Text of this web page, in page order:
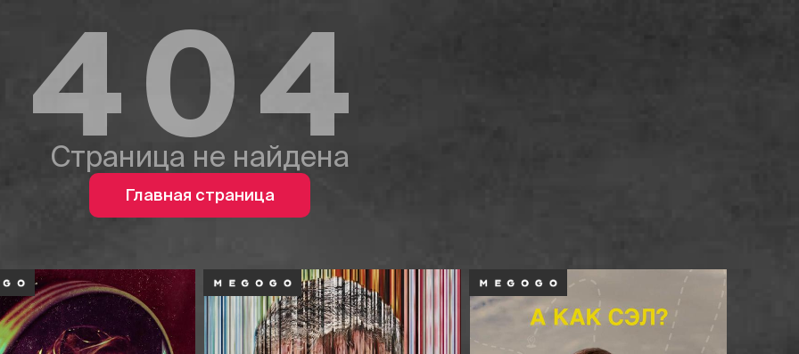
404
Страница не найдена
Главная страница